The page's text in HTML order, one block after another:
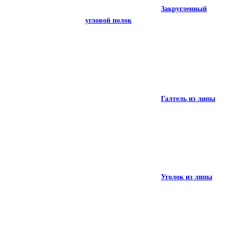
Стеновой паркет
из липы
Закругленный
Закругленный
угловой полок
Галтель из липы
Уголок из липы